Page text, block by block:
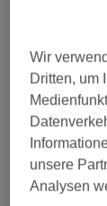
40 Min.
Montag
Dienstag
Mittwoch
Wir
Dritten, um
unsere
Analysen